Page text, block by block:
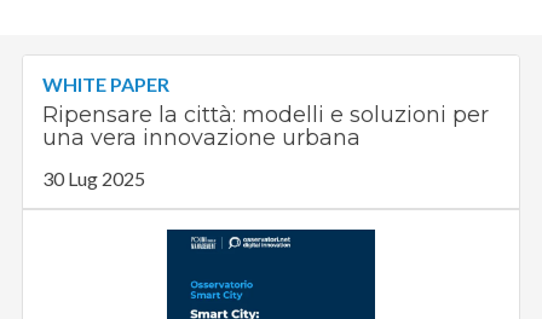
WHITE PAPER
Ripensare la città: modelli e soluzioni per
una vera innovazione urbana
30 Lug 2025